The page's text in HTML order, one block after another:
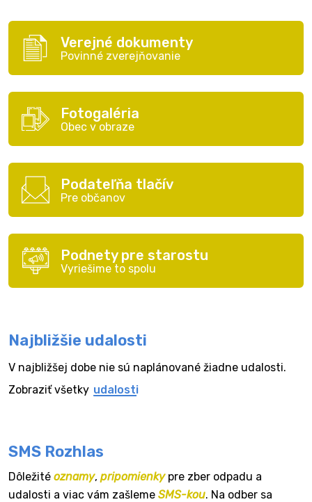
Verejné dokumenty
Povinné zverejňovanie
Fotogaléria
Obec v obraze
Podateľňa tlačív
Pre občanov
Podnety pre starostu
Vyriešime to spolu
Najbližšie udalosti
V najbližšej dobe nie sú naplánované žiadne udalosti.
Zobraziť všetky udalosti
SMS Rozhlas
Dôležité oznamy, pripomienkypre zber odpadu a
udalosti a viac vám zašleme SMS-kou. Na odber sa